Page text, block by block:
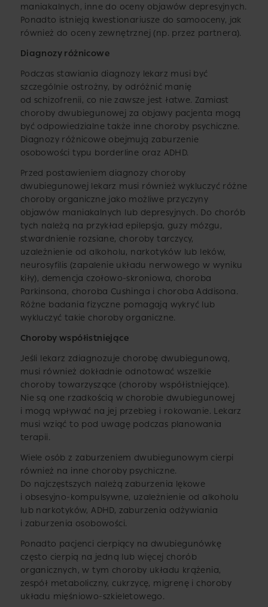
maniakalnych, inne do oceny objawów depresyjnych.
Ponadto istnieją kwestionariusze do samooceny, jak
również do oceny zewnętrznej (np. przez partnera).
Diagnozy różnicowe
Podczas stawiania diagnozy lekarz musi być
szczególnie ostrożny, by odróżnić manię
od schizofrenii, co nie zawsze jest łatwe. Zamiast
choroby dwubiegunowej za objawy pacjenta mogą
być odpowiedzialne także inne choroby psychiczne.
Diagnozy różnicowe obejmują zaburzenie
osobowości typu borderline oraz ADHD.
Przed postawieniem diagnozy choroby
dwubiegunowej lekarz musi również wykluczyć różne
choroby organiczne jako możliwe przyczyny
objawów maniakalnych lub depresyjnych. Do chorób
tych należą na przykład epilepsja, guzy mózgu,
stwardnienie rozsiane, choroby tarczycy,
uzależnienie od alkoholu, narkotyków lub leków,
neurosyfilis (zapalenie układu nerwowego w wyniku
kiły), demencja czołowo-skroniowa, choroba
Parkinsona, choroba Cushinga i choroba Addisona.
Różne badania fizyczne pomagają wykryć lub
wykluczyć takie choroby organiczne.
Choroby współistniejące
Jeśli lekarz zdiagnozuje chorobę dwubiegunową,
musi również dokładnie odnotować wszelkie
choroby towarzyszące (choroby współistniejące).
Nie są one rzadkością w chorobie dwubiegunowej
i mogą wpływać na jej przebieg i rokowanie. Lekarz
musi wziąć to pod uwagę podczas planowania
terapii.
Wiele osób z zaburzeniem dwubiegunowym cierpi
również na inne choroby psychiczne.
Do najczęstszych należą zaburzenia lękowe
i obsesyjno-kompulsywne, uzależnienie od alkoholu
lub narkotyków, ADHD, zaburzenia odżywiania
i zaburzenia osobowości.
Ponadto pacjenci cierpiący na dwubiegunówkę
często cierpią na jedną lub więcej chorób
organicznych, w tym choroby układu krążenia,
zespół metaboliczny, cukrzycę, migrenę i choroby
układu mięśniowo-szkieletowego.